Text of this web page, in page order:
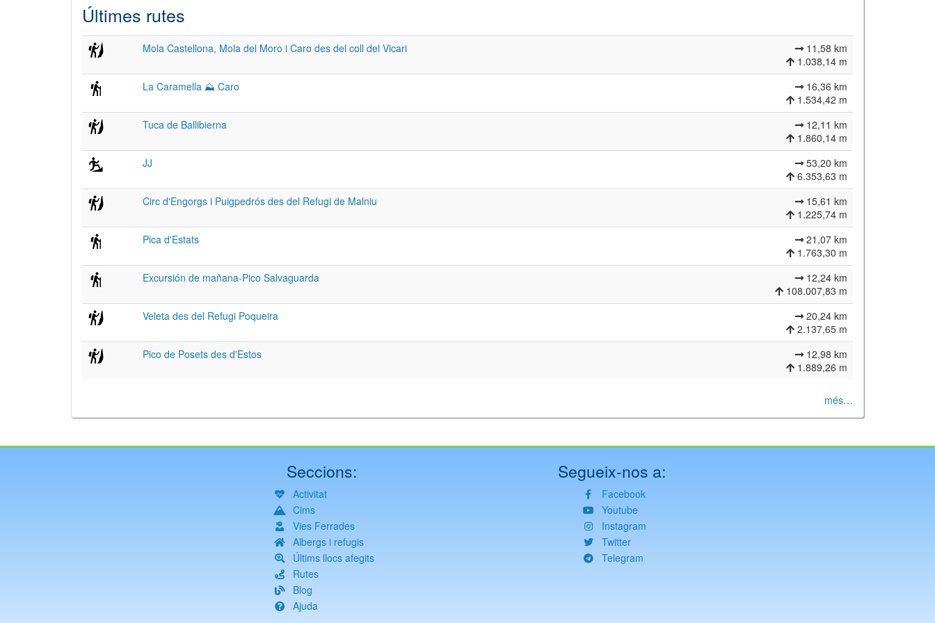
Últimes rutes
Mola Castellona, Mola del Moro i Caro des del coll del Vicari
11,58 km
1.038,14 m
La Caramella ⛰ Caro
16,36 km
1.534,42 m
Tuca de Ballibierna
12,11 km
1.860,14 m
JJ
53,20 km
6.353,63 m
Circ d'Engorgs i Puigpedrós des del Refugi de Malniu
15,61 km
1.225,74 m
Pica d'Estats
21,07 km
1.763,30 m
Excursión de mañana-Pico Salvaguarda
12,24 km
108.007,83 m
Veleta des del Refugi Poqueira
20,24 km
2.137,65 m
Pico de Posets des d'Estos
12,98 km
1.889,26 m
més…
Seccions:
Activitat
Cims
Vies Ferrades
Albergs i refugis
Últims llocs afegits
Rutes
Blog
Ajuda
Segueix-nos a:
Facebook
Youtube
Instagram
Twitter
Telegram